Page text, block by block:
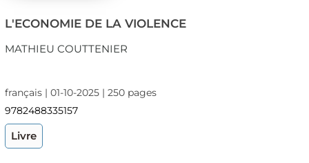
L'ECONOMIE DE LA VIOLENCE
MATHIEU COUTTENIER
français | 01-10-2025 | 250 pages
9782488335157
Livre